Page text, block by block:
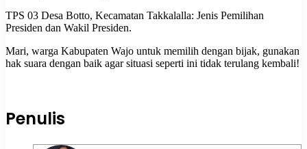
TPS 03 Desa Botto, Kecamatan Takkalalla: Jenis Pemilihan
Presiden dan Wakil Presiden.
Mari, warga Kabupaten Wajo untuk memilih dengan bijak, gunakan
hak suara dengan baik agar situasi seperti ini tidak terulang kembali!
Penulis